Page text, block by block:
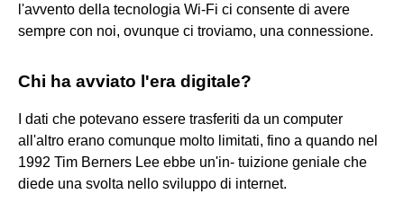
l'avvento della tecnologia Wi-Fi ci consente di avere
sempre con noi, ovunque ci troviamo, una connessione.
Chi ha avviato l'era digitale?
I dati che potevano essere trasferiti da un computer
all'altro erano comunque molto limitati, fino a quando nel
1992 Tim Berners Lee ebbe un'in- tuizione geniale che
diede una svolta nello sviluppo di internet.